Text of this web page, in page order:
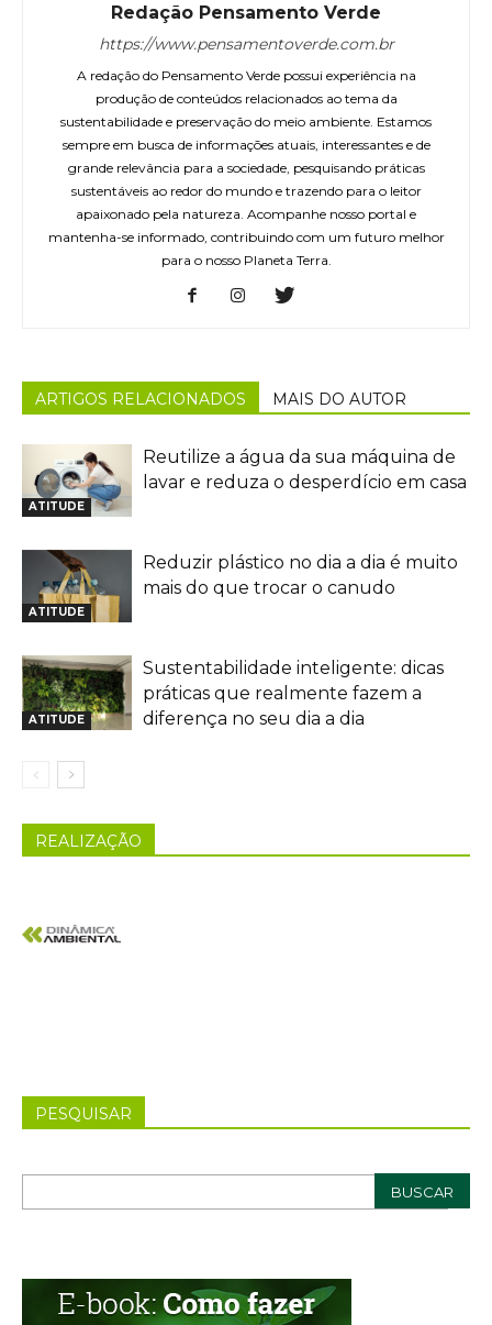
Redação Pensamento Verde
https://www.pensamentoverde.com.br
A redação do Pensamento Verde possui experiência na
produção de conteúdos relacionados ao tema da
sustentabilidade e preservação do meio ambiente. Estamos
sempre em busca de informações atuais, interessantes e de
grande relevância para a sociedade, pesquisando práticas
sustentáveis ao redor do mundo e trazendo para o leitor
apaixonado pela natureza. Acompanhe nosso portal e
mantenha-se informado, contribuindo com um futuro melhor
para o nosso Planeta Terra.
ARTIGOS RELACIONADOS MAIS DO AUTOR
ATITUDE
Reutilize a água da sua máquina de
lavar e reduza o desperdício em casa
ATITUDE
Reduzir plástico no dia a dia é muito
mais do que trocar o canudo
ATITUDE
Sustentabilidade inteligente: dicas
práticas que realmente fazem a
diferença no seu dia a dia
REALIZAÇÃO
PESQUISAR